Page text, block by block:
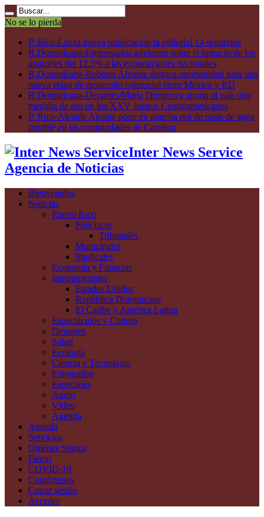
No se lo pierda
P. Rico-Lanza nueva publicación la editorial 14 segundos
R.Dominicana-Empresarios advierten sobre el impacto de los
aranceles del 12.5% a las exportaciones nacionales
R.Dominicana-Roberto Álvarez destaca oportunidad para una
nueva etapa de desarrollo comercial entre México y RD
R.Dominicana-Deportes/María Dimitrova aporta al país otra
medalla de oro en los XXV Juegos Centroamericanos
P. Rico-Alcalde Aponte pone en marcha red de oasis de agua
potable en las comunidades de Carolina
Inter News Service
Agencia de Noticias
Bienvenidos
Noticias
Puerto Rico
Policiacas
Tribunales
Municipales
Sindicales
Economía y Finanzas
Internacionales
Estados Unidos
República Dominicana
El Caribe y América Latina
Espectáculos y Cultura
Deportes
Salud
Ecología
Ciencia y Tecnología
Fotografías
Especiales
Audio
Vídeo
Agenda
Agenda
Servicios
Quiénes Somos
Demo
COVID-19
Contáctenos
Cerrar sesión
Acceder